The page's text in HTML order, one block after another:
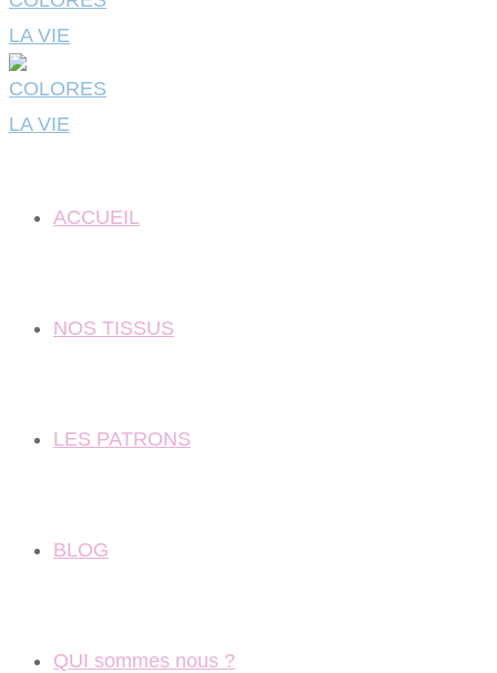
ACCUEIL
NOS TISSUS
LES PATRONS
BLOG
QUI sommes nous ?